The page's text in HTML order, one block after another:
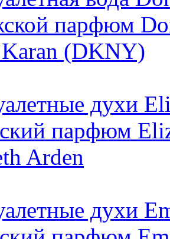
парфюм
(DKNY)
духи
парфюм
Arden
духи